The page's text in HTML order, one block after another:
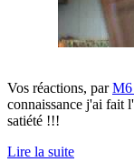
Vos réactions, parM6
connaissance j'ai fait
satiété !!!
Lire la suite